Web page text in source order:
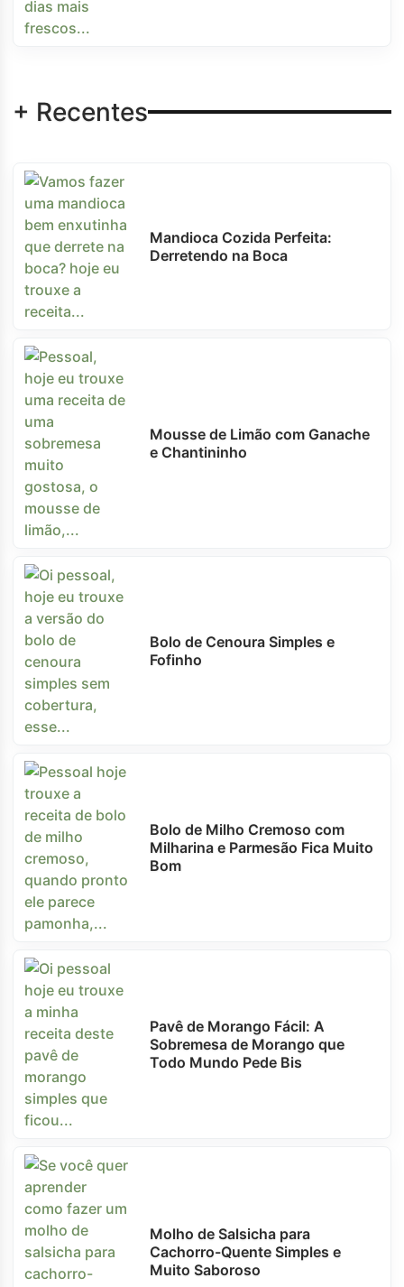
+ Recentes
Mandioca Cozida Perfeita:
Derretendo na Boca
Mousse de Limão com Ganache
e Chantininho
Bolo de Cenoura Simples e
Fofinho
Bolo de Milho Cremoso com
Milharina e Parmesão Fica Muito
Bom
Pavê de Morango Fácil: A
Sobremesa de Morango que
Todo Mundo Pede Bis
Molho de Salsicha para
Cachorro-Quente Simples e
Muito Saboroso